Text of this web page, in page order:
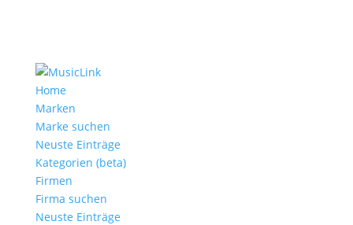
Home
Marken
Marke suchen
Neuste Einträge
Kategorien (beta)
Firmen
Firma suchen
Neuste Einträge